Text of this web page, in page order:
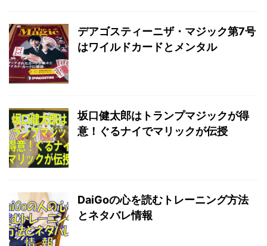
デアゴスティーニザ・マジック第7号
はワイルドカードとメンタル
坂口健太郎はトランプマジックが得
意！ぐるナイでマリックが伝授
DaiGoの心を読むトレーニング方法
とネタバレ情報